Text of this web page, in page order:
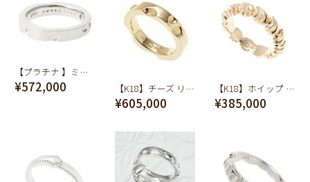
【プラチナ 】ミッキーマウス/チーズリング【オーダージュエリー】【ディズニー アクセサリー】【受注予約】
¥572,000 【K18】チーズ リング【オーダージュエリー】【受注予約】
¥605,000
【K18】ホイップ リング【オーダージュエリー】【受注予約】
¥385,000